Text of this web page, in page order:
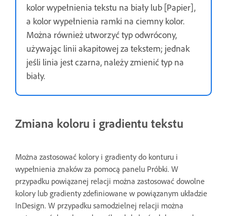
kolor wypełnienia tekstu na biały lub [Papier],
a kolor wypełnienia ramki na ciemny kolor.
Można również utworzyć typ odwrócony,
używając linii akapitowej za tekstem; jednak
jeśli linia jest czarna, należy zmienić typ na
biały.
Zmiana koloru i gradientu tekstu
Można zastosować kolory i gradienty do konturu i
wypełnienia znaków za pomocą panelu Próbki. W
przypadku powiązanej relacji można zastosować dowolne
kolory lub gradienty zdefiniowane w powiązanym układzie
InDesign. W przypadku samodzielnej relacji można